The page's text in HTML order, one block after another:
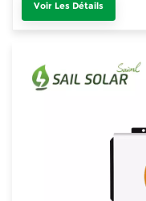
Voir Les Détails